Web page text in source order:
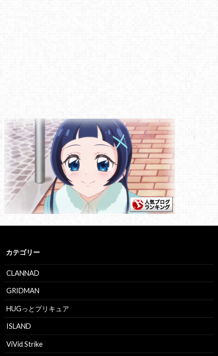
カテゴリー
CLANNAD
GRIDMAN
HUGっとプリキュア
ISLAND
ViVid Strike